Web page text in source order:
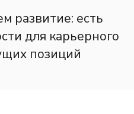
развитие: есть
для карьерного
позиций